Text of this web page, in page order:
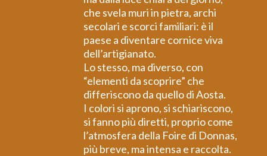
che svela muri in pietra, archi
secolari e scorci familiari: è il
paese a diventare cornice viva
dell’artigianato.
Lo stesso, ma diverso, con
“elementi da scoprire” che
differiscono da quello di Aosta.
I colori si aprono, si schiariscono,
si fanno più diretti, proprio come
l’atmosfera della Foire di Donnas,
più breve, ma intensa e raccolta.